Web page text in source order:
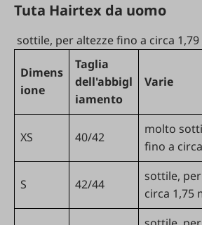
Tuta Hairtex da uomo
sottile, per altezze fino a circa 1,79
Dimens
ione
Taglia
dell'abbigl
iamento
Varie
XS 40/42
molto
fino a
S 42/44
sottile,
circa 1,75